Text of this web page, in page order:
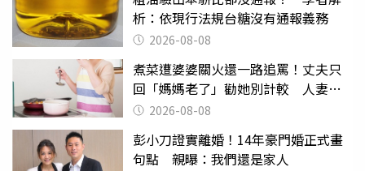
析：依現行法規台糖沒有通報義務
2026-08-08
煮菜遭婆婆關火還一路追罵！丈夫只
回「媽媽老了」勸她別計較 人妻超
崩潰：我像台傭
2026-08-08
彭小刀證實離婚！14年豪門婚正式畫
句點 親曝：我們還是家人